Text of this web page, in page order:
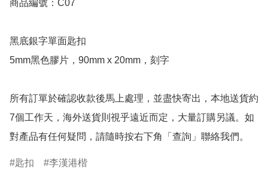
商品編號：C07
黑底銀字單面匙扣
5mm黑色膠片，90mm x 20mm，刻字
所有訂單於確認收款後馬上處理，並盡快寄出，本地送貨約
7個工作天，海外送貨則視乎遠近而定，大量訂購另議。如
對產品有任何疑問，請隨時按右下角「查詢」聯絡我們。
匙扣 李漢港楷